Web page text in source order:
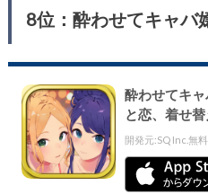
8位：酔わせてキャバ
酔わせてキ
と恋、着せ替
開発元:SQ Inc. 無料